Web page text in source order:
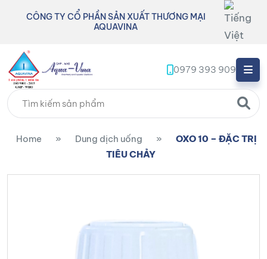
CÔNG TY CỔ PHẦN SẢN XUẤT THƯƠNG MẠI
AQUAVINA
0979 393 909
Home » Dung dịch uống »
OXO 10 – ĐẶC TRỊ
TIÊU CHẢY